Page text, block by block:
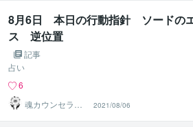
8月6日 本日の行動指針 ソードの
ス 逆位置
記事
占い
6
魂カウンセラー
✨ あきほ（aki
ho）
2021/08/06